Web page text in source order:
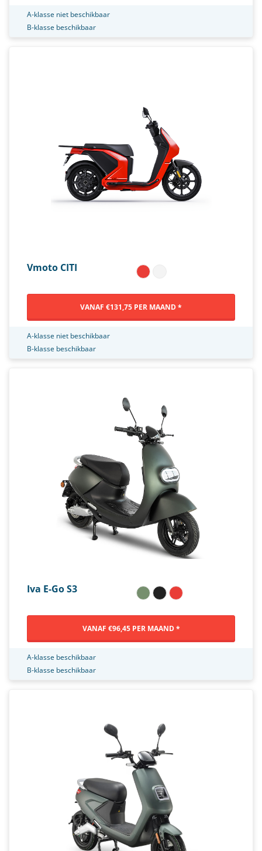
A-klasse niet beschikbaar
B-klasse beschikbaar
Vmoto CITI
VANAF €131,75 PER MAAND *
A-klasse niet beschikbaar
B-klasse beschikbaar
Iva E-Go S3
VANAF €96,45 PER MAAND *
A-klasse beschikbaar
B-klasse beschikbaar